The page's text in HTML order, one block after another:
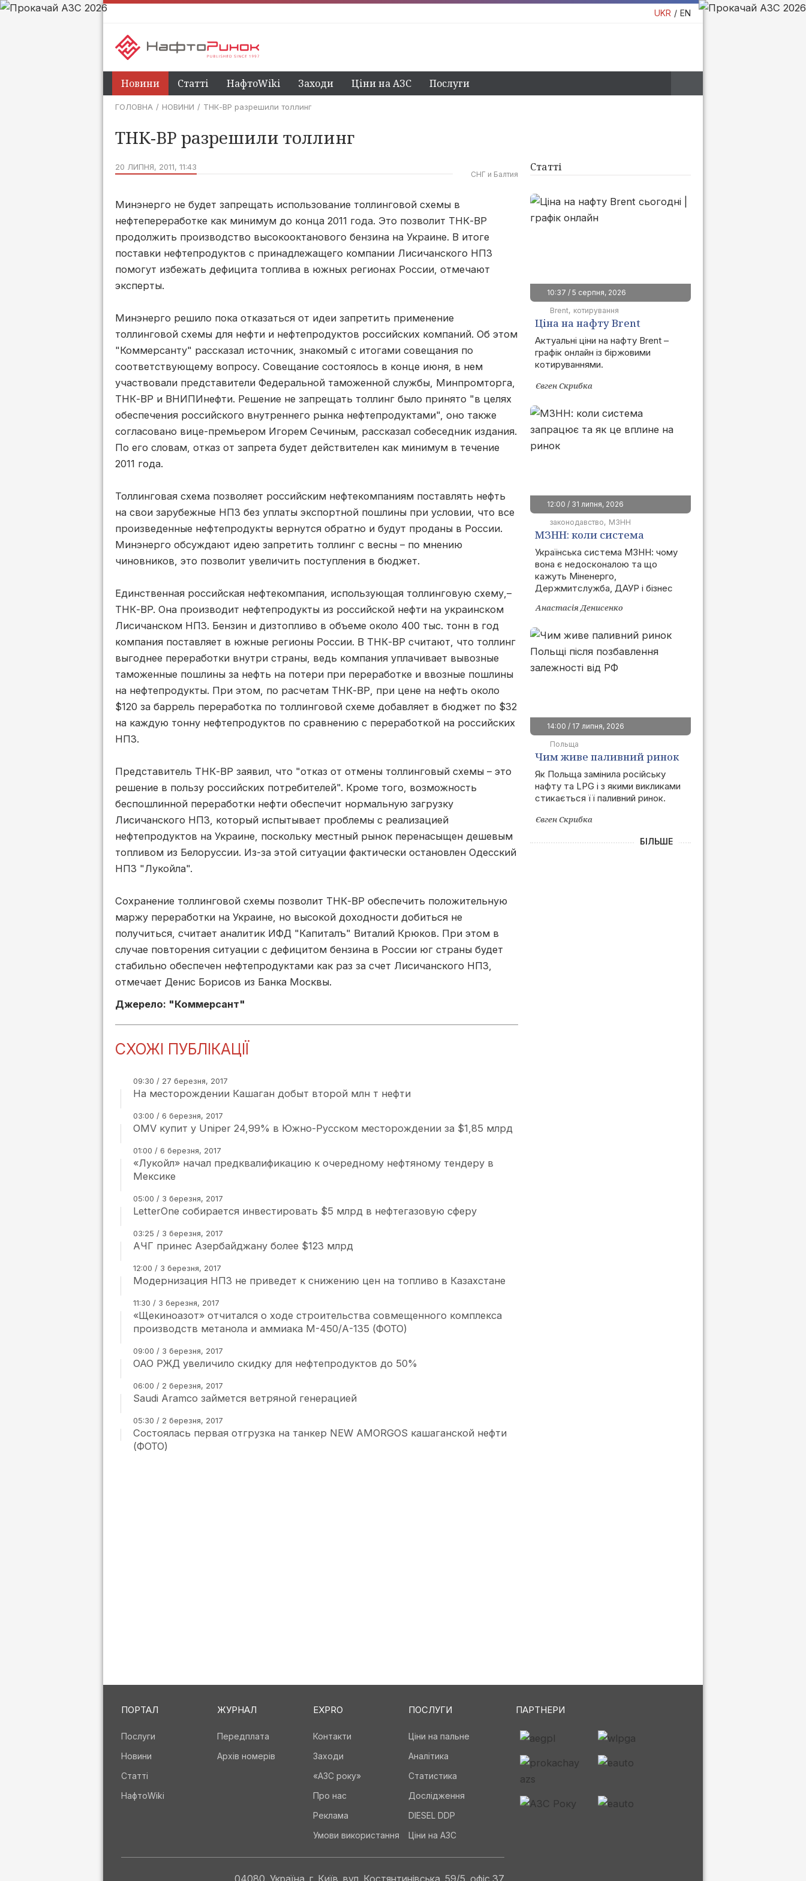
UKR EN
Новини Статті НафтоWiki Заходи Ціни на АЗС Послуги
ГОЛОВНА НОВИНИ ТНК-BP разрешили толлинг
ТНК-BP разрешили толлинг
20 ЛИПНЯ, 2011, 11:43
СНГ и Балтия
Минэнерго не будет запрещать использование толлинговой схемы в
нефтепереработке как минимум до конца 2011 года. Это позволит ТНК-ВР
продолжить производство высокооктанового бензина на Украине. В итоге
поставки нефтепродуктов с принадлежащего компании Лисичанского НПЗ
помогут избежать дефицита топлива в южных регионах России, отмечают
эксперты.
Минэнерго решило пока отказаться от идеи запретить применение
толлинговой схемы для нефти и нефтепродуктов российских компаний. Об этом
"Коммерсанту" рассказал источник, знакомый с итогами совещания по
соответствующему вопросу. Совещание состоялось в конце июня, в нем
участвовали представители Федеральной таможенной службы, Минпромторга,
ТНК-ВР и ВНИПИнефти. Решение не запрещать толлинг было принято "в целях
обеспечения российского внутреннего рынка нефтепродуктами", оно также
согласовано вице-премьером Игорем Сечиным, рассказал собеседник издания.
По его словам, отказ от запрета будет действителен как минимум в течение
2011 года.
Толлинговая схема позволяет российским нефтекомпаниям поставлять нефть
на свои зарубежные НПЗ без уплаты экспортной пошлины при условии, что все
произведенные нефтепродукты вернутся обратно и будут проданы в России.
Минэнерго обсуждают идею запретить толлинг с весны – по мнению
чиновников, это позволит увеличить поступления в бюджет.
Единственная российская нефтекомпания, использующая толлинговую схему,–
ТНК-BP. Она производит нефтепродукты из российской нефти на украинском
Лисичанском НПЗ. Бензин и дизтопливо в объеме около 400 тыс. тонн в год
компания поставляет в южные регионы России. В ТНК-ВР считают, что толлинг
выгоднее переработки внутри страны, ведь компания уплачивает вывозные
таможенные пошлины за нефть на потери при переработке и ввозные пошлины
на нефтепродукты. При этом, по расчетам ТНК-ВР, при цене на нефть около
$120 за баррель переработка по толлинговой схеме добавляет в бюджет по $32
на каждую тонну нефтепродуктов по сравнению с переработкой на российских
НПЗ.
Представитель ТНК-ВР заявил, что "отказ от отмены толлинговый схемы – это
решение в пользу российских потребителей". Кроме того, возможность
беспошлинной переработки нефти обеспечит нормальную загрузку
Лисичанского НПЗ, который испытывает проблемы с реализацией
нефтепродуктов на Украине, поскольку местный рынок перенасыщен дешевым
топливом из Белоруссии. Из-за этой ситуации фактически остановлен Одесский
НПЗ "Лукойла".
Сохранение толлинговой схемы позволит ТНК-ВР обеспечить положительную
маржу переработки на Украине, но высокой доходности добиться не
получиться, считает аналитик ИФД "Капиталъ" Виталий Крюков. При этом в
случае повторения ситуации с дефицитом бензина в России юг страны будет
стабильно обеспечен нефтепродуктами как раз за счет Лисичанского НПЗ,
отмечает Денис Борисов из Банка Москвы.
Джерело: "Коммерсант"
СХОЖІ ПУБЛІКАЦІЇ
09:30 / 27 березня, 2017
На месторождении Кашаган добыт второй млн т нефти
03:00 / 6 березня, 2017
OMV купит у Uniper 24,99% в Южно-Русском месторождении за $1,85 млрд
01:00 / 6 березня, 2017
«Лукойл» начал предквалификацию к очередному нефтяному тендеру в
Мексике
05:00 / 3 березня, 2017
LetterOne собирается инвестировать $5 млрд в нефтегазовую сферу
03:25 / 3 березня, 2017
АЧГ принес Азербайджану более $123 млрд
12:00 / 3 березня, 2017
Модернизация НПЗ не приведет к снижению цен на топливо в Казахстане
11:30 / 3 березня, 2017
«Щекиноазот» отчитался о ходе строительства совмещенного комплекса
производств метанола и аммиака М-450/А-135 (ФОТО)
09:00 / 3 березня, 2017
ОАО РЖД увеличило скидку для нефтепродуктов до 50%
06:00 / 2 березня, 2017
Saudi Aramco займется ветряной генерацией
05:30 / 2 березня, 2017
Состоялась первая отгрузка на танкер NEW AMORGOS кашаганской нефти
(ФОТО)
Статті
10:37 / 5 серпня, 2026
Brent котирування
Ціна на нафту Brent
сьогодні | графік онлайн
Актуальні ціни на нафту Brent –
графік онлайн із біржовими
котируваннями.
Євген Скрибка
12:00 / 31 липня, 2026
законодавство
МЗНН
МЗНН: коли система
запрацює та як це вплине
на ринок
Українська система МЗНН: чому
вона є недосконалою та що
кажуть Міненерго,
Держмитслужба, ДАУР і бізнес
Анастасія Денисенко
14:00 / 17 липня, 2026
Польща
Чим живе паливний ринок
Польщі після позбавлення
залежності від РФ
Як Польща замінила російську
нафту та LPG і з якими викликами
стикається її паливний ринок.
Євген Скрибка
БІЛЬШЕ
ПОРТАЛ
Послуги
Новини
Статті
НафтоWiki
ЖУРНАЛ
Передплата
Архів номерів
EXPRO
Контакти
Заходи
«АЗС року»
Про нас
Реклама
Умови використання
ПОСЛУГИ
Ціни на пальне
Аналітика
Статистика
Дослідження
DIESEL DDP
Ціни на АЗС
04080, Україна, г. Київ, вул. Костянтинівська, 59/5, офіс 37
ПАРТНЕРИ